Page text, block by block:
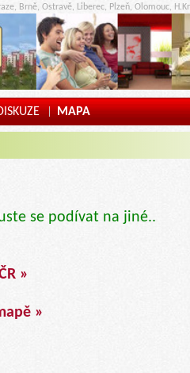
Brně, Ostravě, Liberec, Plzeň, Olomouc,
| MAPA
se podívat na jiné..
»
»